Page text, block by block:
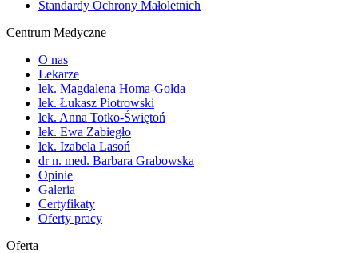
Standardy Ochrony Małoletnich
Centrum Medyczne
O nas
Lekarze
lek. Magdalena Homa-Gołda
lek. Łukasz Piotrowski
lek. Anna Totko-Świętoń
lek. Ewa Zabiegło
lek. Izabela Lasoń
dr n. med. Barbara Grabowska
Opinie
Galeria
Certyfikaty
Oferty pracy
Oferta